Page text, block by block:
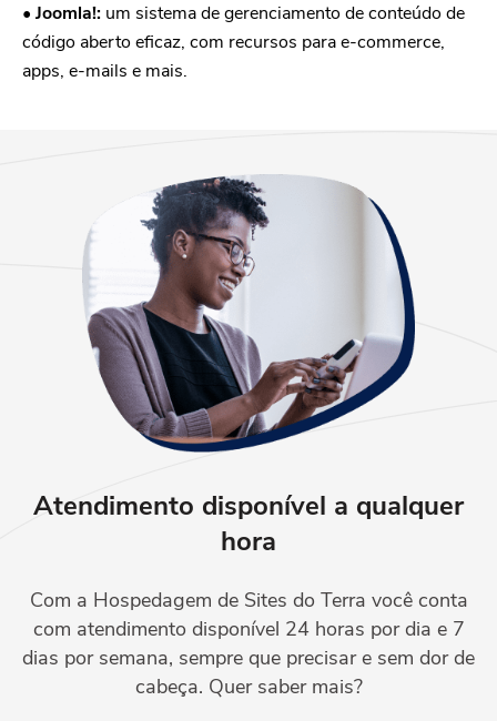
• Joomla!: um sistema de gerenciamento de conteúdo de
código aberto eficaz, com recursos para e-commerce,
apps, e-mails e mais.
Atendimento disponível a qualquer
hora
Com a Hospedagem de Sites do Terra você conta
com atendimento disponível 24 horas por dia e 7
dias por semana, sempre que precisar e sem dor de
cabeça. Quer saber mais?